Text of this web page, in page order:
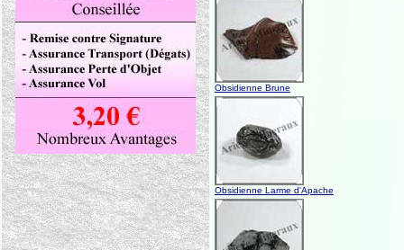
Obsidienne Brune
Obsidienne Larme d'Apache